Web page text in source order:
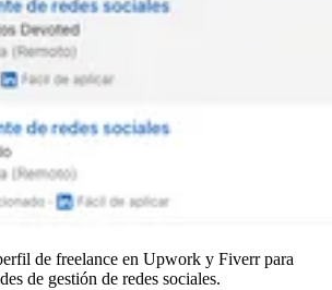
de freelance en Upwork y Fiverr para
de gestión de redes sociales.